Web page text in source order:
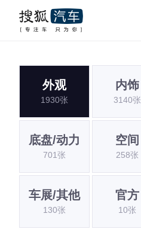
外观
1930张
内饰
3140张
底盘/动力
701张
空间
258张
车展/其他
130张
官方
10张